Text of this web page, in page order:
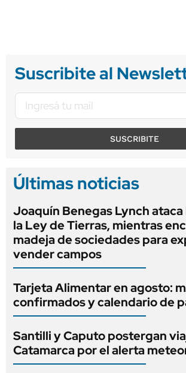
Suscribite al
SUSCRIBITE
Últimas noticias
Joaquín Benegas Lynch ataca
la Ley de Tierras, mientras
madeja de sociedades para
vender campos
Tarjeta Alimentar en agosto:
confirmados y calendario de
Santilli y Caputo postergan
Catamarca por el alerta